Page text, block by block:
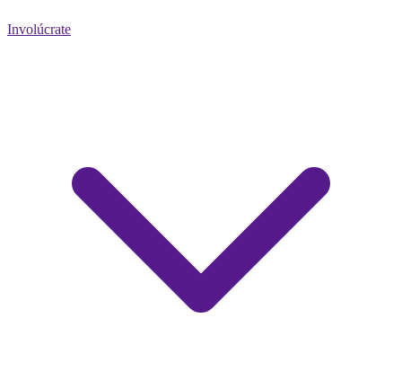
Involúcrate